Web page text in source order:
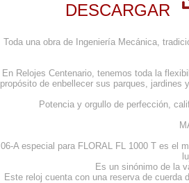
DESCARGAR
Toda una obra de Ingeniería Mecánica,
En Relojes Centenario, tenemos toda la
propósito de enbellecer sus parques,
Potencia y orgullo de perfección,
06-A especial para FLORAL FL 1000 T es el
Es un sinónimo de la
Este reloj cuenta con una reserva de cuerda